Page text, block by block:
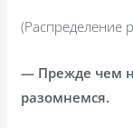
(Распределение
— Прежде чем
разомнемся.